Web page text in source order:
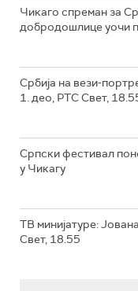
Чикаго спреман за
добродошлице уочи
Србија на вези-
1. део, РТС Свет,
Српски фестивал
у Чикагу
ТВ минијатуре:
Свет, 18.55